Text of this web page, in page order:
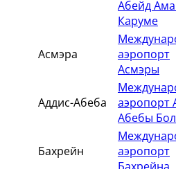
Абейд
Каруме
Асмэра
аэропорт
Асмэры
Аддис-Абеба
аэропорт
Абебы
Бахрейн
аэропорт